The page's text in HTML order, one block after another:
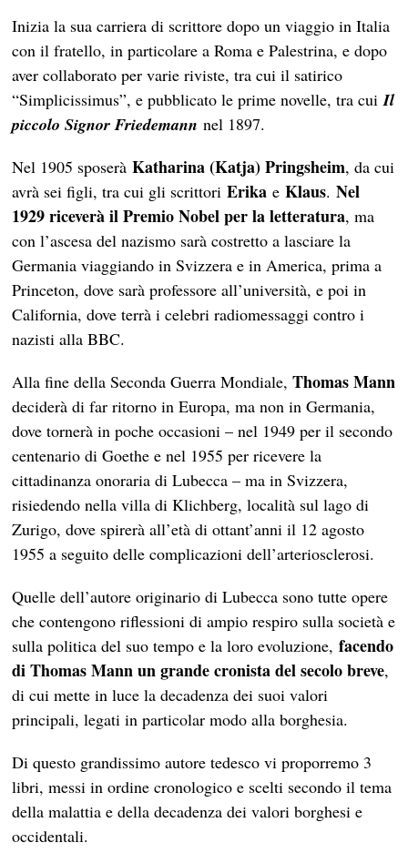
Inizia la sua carriera di scrittore dopo un viaggio in Italia
con il fratello, in particolare a Roma e Palestrina, e dopo
aver collaborato per varie riviste, tra cui il satirico
“Simplicissimus”, e pubblicato le prime novelle, tra cuiIl
piccolo Signor Friedemann nel 1897.
Nel 1905 sposeràKatharina (Katja) Pringsheim, da cui
avrà sei figli, tra cui gli scrittoriErika eKlaus.Nel
1929 riceverà il Premio Nobel per la letteratura, ma
con l’ascesa del nazismo sarà costretto a lasciare la
Germania viaggiando in Svizzera e in America, prima a
Princeton, dove sarà professore all’università, e poi in
California, dove terrà i celebri radiomessaggi contro i
nazisti alla BBC.
Alla fine della Seconda Guerra Mondiale,Thomas Mann
deciderà di far ritorno in Europa, ma non in Germania,
dove tornerà in poche occasioni – nel 1949 per il secondo
centenario di Goethe e nel 1955 per ricevere la
cittadinanza onoraria di Lubecca – ma in Svizzera,
risiedendo nella villa di Klichberg, località sul lago di
Zurigo, dove spirerà all’età di ottant’anni il 12 agosto
1955 a seguito delle complicazioni dell’arteriosclerosi.
Quelle dell’autore originario di Lubecca sono tutte opere
che contengono riflessioni di ampio respiro sulla società e
sulla politica del suo tempo e la loro evoluzione,facendo
di Thomas Mann un grande cronista del secolo breve,
di cui mette in luce la decadenza dei suoi valori
principali, legati in particolar modo alla borghesia.
Di questo grandissimo autore tedesco vi proporremo 3
libri, messi in ordine cronologico e scelti secondo il tema
della malattia e della decadenza dei valori borghesi e
occidentali.